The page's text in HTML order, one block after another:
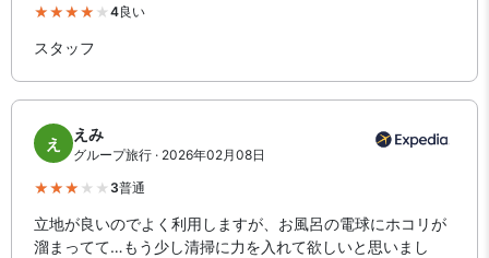
4良い
スタッフ
え
えみ
グループ旅行 · 2026年02月08日
3普通
立地が良いのでよく利用しますが、お風呂の電球にホコリが
溜まってて…もう少し清掃に力を入れて欲しいと思いまし